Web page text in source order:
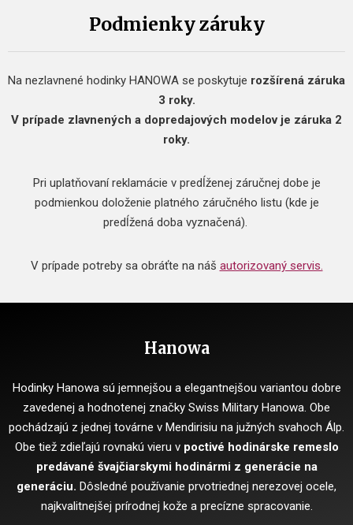
Podmienky záruky
Na nezlavnené hodinky HANOWA se poskytuje rozšírená záruka
3 roky.
V prípade zlavnených a dopredajových modelov je záruka 2
roky.
Pri uplatňovaní reklamácie v predĺženej záručnej dobe je
podmienkou doloženie platného záručného listu (kde je
predĺžená doba vyznačená).
V prípade potreby sa obráťte na náš autorizovaný servis.
Hanowa
Hodinky Hanowa sú jemnejšou a elegantnejšou variantou dobre
zavedenej a hodnotenej značky Swiss Military Hanowa. Obe
pochádzajú z jednej továrne v Mendirisiu na južných svahoch Álp.
Obe tiež zdieľajú rovnakú vieru v poctivé hodinárske remeslo
predávané švajčiarskymi hodinármi z generácie na
generáciu. Dôsledné používanie prvotriednej nerezovej ocele,
najkvalitnejšej prírodnej kože a precízne spracovanie.